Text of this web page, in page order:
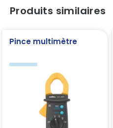
Produits similaires
Pince multimètre